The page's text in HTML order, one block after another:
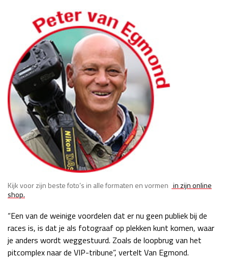
Kwalificatie
LAS VEGAS GRAND PRIX 2026
Kwalificatie
za 05:00 - 06:00
Race
zo 05:00 - 07:00
GP QATAR 2026
Kwalificatie
za 19:00 - 20:00
Race
GP ABU DHABI 2026
Kwalificatie
Race
Kijk voor zijn beste foto’s in alle formaten en vormen in zijn online
shop.
“Een van de weinige voordelen dat er nu geen publiek bij de
races is, is dat je als fotograaf op plekken kunt komen, waar
je anders wordt weggestuurd. Zoals de loopbrug van het
pitcomplex naar de VIP-tribune”, vertelt Van Egmond.